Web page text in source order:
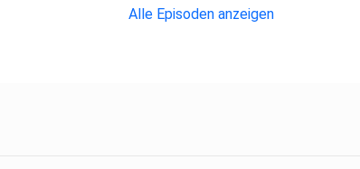
Alle Episoden anzeigen